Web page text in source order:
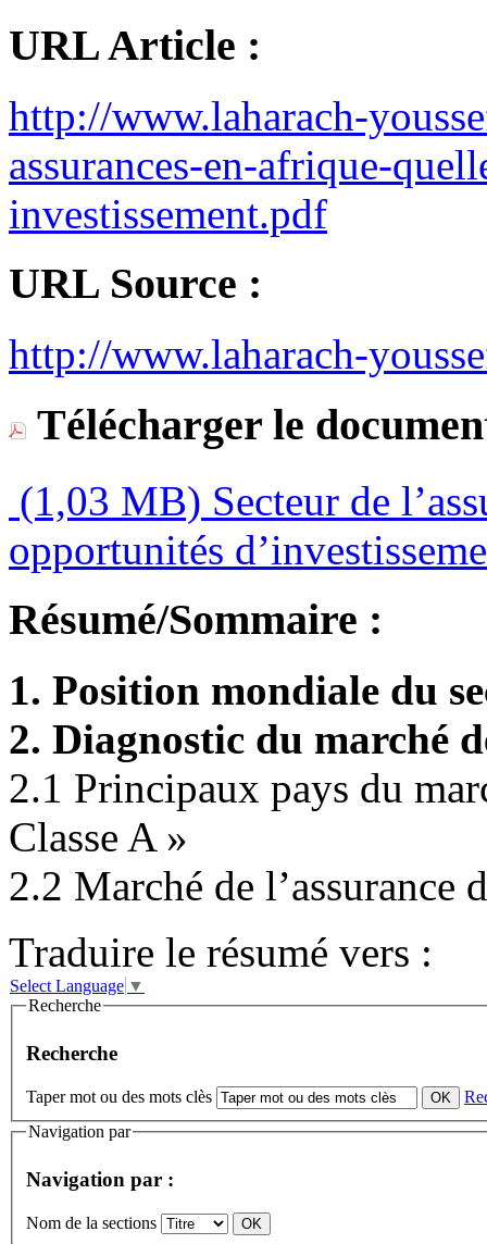
URL Article :
http://www.laharach-
assurances-en-afrique-
investissement.pdf
URL Source :
http://www.laharach-
Télécharger le
(1,03 MB) Secteur de
opportunités
Résumé/Sommaire :
1. Position mondiale du
2. Diagnostic du marché
2.1 Principaux pays du
Classe A »
2.2 Marché de l’assurance
Traduire le résumé vers :
Select Language ▼
Recherche
Recherche
Taper mot ou des mots clès
Navigation par
Navigation par :
Nom de la sections